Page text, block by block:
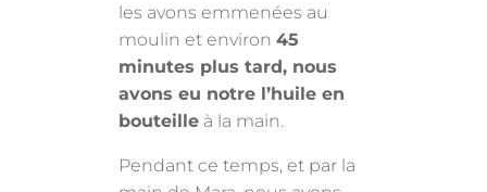
les avons emmenées au
moulin et environ45
minutes plus tard, nous
avons eu notre l’huile en
bouteille à la main.
Pendant ce temps, et par la